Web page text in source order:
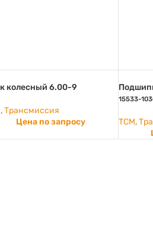
колесный 6.00-9
,Трансмиссия
Цена по запросу
15533-
TCM,